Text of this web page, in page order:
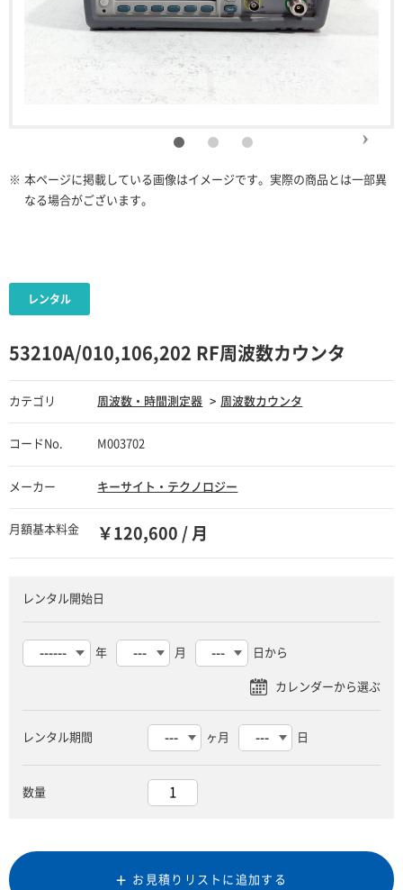
※ 本ページに掲載している画像はイメージです。実際の商品とは一部異
なる場合がございます。
53210A/010,106,202 RF周波数カウンタ
カテゴリ 周波数・時間測定器 周波数カウンタ
コードNo. M003702
メーカー キーサイト・テクノロジー
月額基本料金 ￥120,600 / 月
レンタル開始日
年 月 日から
レンタル期間 ヶ月 日
数量
お見積りリストに追加する